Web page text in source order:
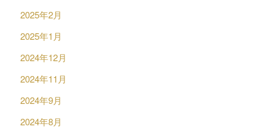
2025年2月
2025年1月
2024年12月
2024年11月
2024年9月
2024年8月